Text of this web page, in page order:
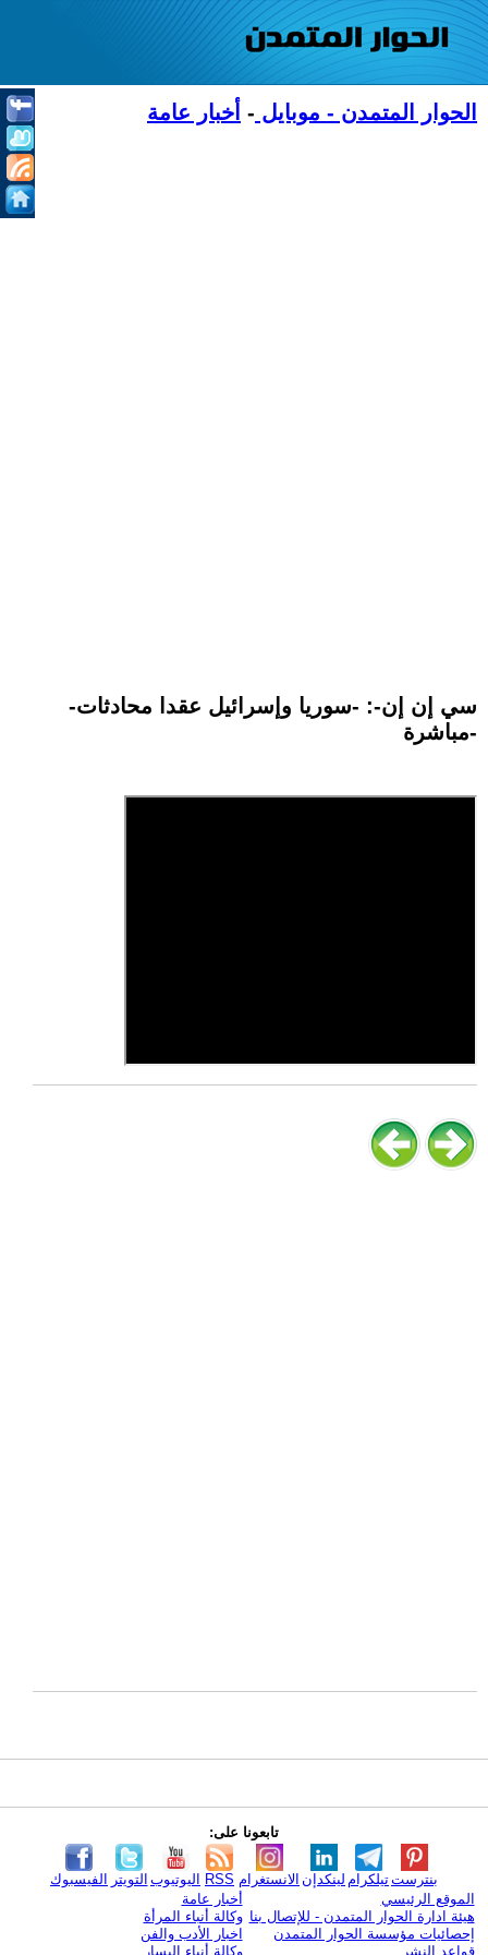
الحوار المتمدن - موبايل - أخبار عامة
-سي إن إن-: -سوريا وإسرائيل عقدا محادثات
مباشرة-
تابعونا على:
الفيسبوك التويتر اليوتيوب RSS الانستغرام لينكدإن تيلكرامبنترست
الموقع الرئيسي
هيئة ادارة الحوار المتمدن - للإتصال بنا
إحصائيات مؤسسة الحوار المتمدن
قواعد النشر
أخبار عامة
وكالة أنباء المرأة
اخبار الأدب والفن
وكالة أنباء اليسار